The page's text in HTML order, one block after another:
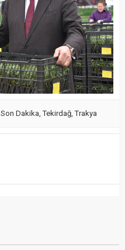
Son Dakika ,Tekirdağ ,Trakya